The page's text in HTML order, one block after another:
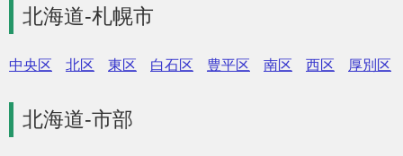
北海道-札幌市
中央区 北区 東区 白石区 豊平区 南区 西区 厚別区
北海道-市部